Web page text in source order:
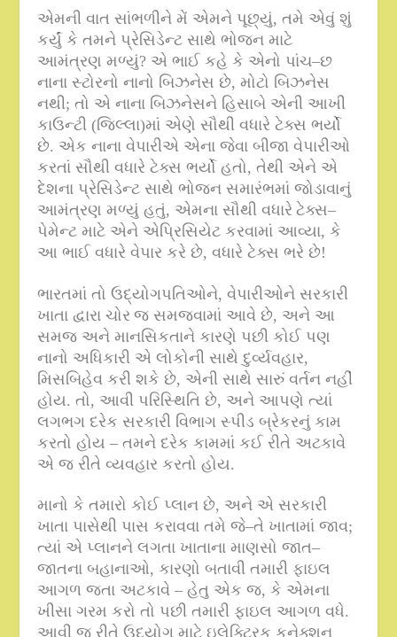
એમની વાત સાંભળીને મેં એમને પૂછ્યું,તમે એવું શું
કર્યું કે તમને પ્રેસિડેન્ટ સાથે ભોજન માટે
આમંત્રણ મળ્યું? એ ભાઈ કહે કે એનો પાંચ–છ
નાના સ્ટોરનો નાનો બિઝનેસ છે,મોટો બિઝનેસ
નથી;તો એ નાના બિઝનેસને હિસાબે એની આખી
કાઉન્ટી (જિલ્લા)માં એણે સૌથી વધારે ટેક્સ ભર્યો
છે. એક નાના વેપારીએ એના જેવા બીજા વેપારીઓ
કરતાં સૌથી વધારે ટેક્સ ભર્યો હતો,તેથી એને એ
દેશના પ્રેસિડેન્ટ સાથે ભોજન સમારંભમાં જોડાવાનું
આમંત્રણ મળ્યું હતું, એમનાસૌથી વધારે ટેક્સ–
પેમેન્ટ માટે એને એપ્રિસિયેટ કરવામાં આવ્યા,કે
આ ભાઈ વધારે વેપાર કરે છે,વધારે ટેક્સ ભરે છે!
ભારતમાં તો ઉદ્યોગપતિઓને,વેપારીઓને સરકારી
ખાતા દ્વારા ચોર જ સમજવામાં આવે છે, અને આ
સમજ અને માનસિકતાને કારણે પછી કોઈ પણ
નાનો અધિકારી એ લોકોની સાથે દુર્વ્યવહાર,
મિસબિહેવ કરી શકે છે, એની સાથે સારું વર્તન નહીં
હોય.તો, આવી પરિસ્થિતિ છે, અને આપણે ત્યાં
લગભગ દરેક સરકારી વિભાગસ્પીડ બ્રેકરનું કામ
કરતો હોય – તમને દરેક કામમાં કઈ રીતે અટકાવે
એ જ રીતે વ્યવહાર કરતો હોય.
માનો કે તમારો કોઈ પ્લાન છે, અને એ સરકારી
ખાતા પાસેથી પાસ કરાવવા તમે જે–તે ખાતામાં જાવ;
ત્યાં એ પ્લાનને લગતા ખાતાના માણસો જાત–
જાતના બહાનાઓ,કારણો બતાવી તમારી ફાઇલ
આગળ જતા અટકાવે – હેતુ એક જ,કે એમના
ખીસા ગરમ કરો તો પછી તમારી ફાઇલ આગળ વધે.
આવી જ રીતે ઉદ્યોગ માટે ઇલેક્ટ્રિક કનેક્શન